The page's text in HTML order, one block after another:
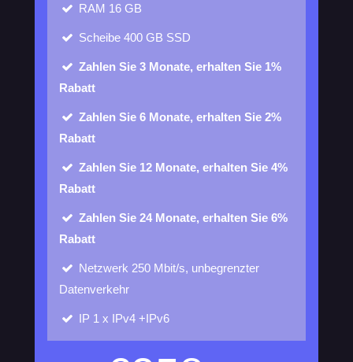
RAM 16 GB
Scheibe 400 GB SSD
Zahlen Sie 3 Monate, erhalten Sie 1%
Rabatt
Zahlen Sie 6 Monate, erhalten Sie 2%
Rabatt
Zahlen Sie 12 Monate, erhalten Sie 4%
Rabatt
Zahlen Sie 24 Monate, erhalten Sie 6%
Rabatt
Netzwerk 250 Mbit/s, unbegrenzter
Datenverkehr
IP 1 x IPv4 +IPv6